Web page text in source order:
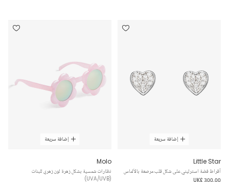
إضافة سريعة
Little Star
أقراط فضة استرليني على شكل قلب مرصعة بالألماس
UK£ 300.00
إضافة سريعة
Molo
نظارات شمسية بشكل زهرة لون زهري للبنات
(UVA/UVB)